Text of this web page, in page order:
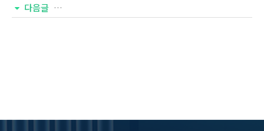
다음글 [넘버즈 302호] 해외 한인선교사 위기와 돌봄 실태